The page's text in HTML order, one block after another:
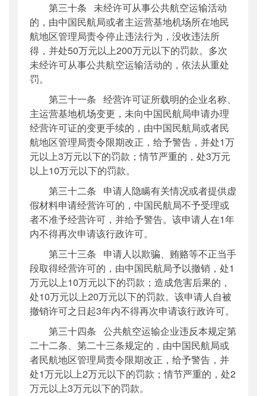
第三十条 未经许可从事公共航空运输活动
的，由中国民航局或者主运营基地机场所在地民
航地区管理局责令停止违法行为，没收违法所
得，并处50万元以上200万元以下的罚款。多次
未经许可从事公共航空运输活动的，依法从重处
罚。
第三十一条 经营许可证所载明的企业名称、
主运营基地机场变更，未向中国民航局申请办理
经营许可证的变更手续的，由中国民航局或者民
航地区管理局责令限期改正，给予警告，并处1万
元以上3万元以下的罚款；情节严重的，处3万元
以上10万元以下的罚款。
第三十二条 申请人隐瞒有关情况或者提供虚
假材料申请经营许可的，中国民航局不予受理或
者不准予经营许可，并给予警告。该申请人在1年
内不得再次申请该行政许可。
第三十三条 申请人以欺骗、贿赂等不正当手
段取得经营许可的，由中国民航局予以撤销，处1
万元以上10万元以下的罚款；造成危害后果的，
处10万元以上20万元以下的罚款。该申请人自被
撤销许可之日起3年内不得再次申请该行政许可。
第三十四条 公共航空运输企业违反本规定第
二十二条、第二十三条规定的，由中国民航局或
者民航地区管理局责令限期改正，给予警告，并
处1万元以上2万元以下的罚款；情节严重的，处2
万元以上3万元以下的罚款。